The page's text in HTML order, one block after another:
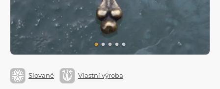
Slované Vlastní výroba